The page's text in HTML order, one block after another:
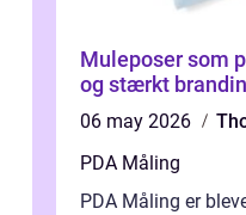
Muleposer som
og stærkt
06 may 2026
PDA Måling
PDA Måling er